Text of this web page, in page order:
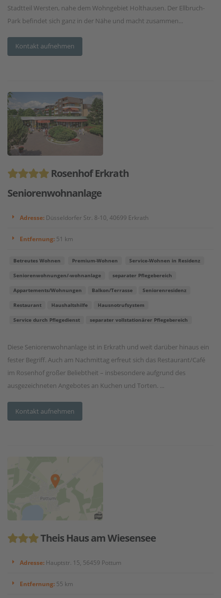
Stadtteil Wersten, nahe dem Wohngebiet Holthausen. Der Ellbruch-
Park befindet sich ganz in der Nähe und macht zusammen...
Kontakt aufnehmen
Rosenhof Erkrath
Seniorenwohnanlage
Adresse: Düsseldorfer Str. 8-10, 40699 Erkrath
Entfernung: 51 km
Betreutes Wohnen Premium-Wohnen Service-Wohnen in Residenz
Seniorenwohnungen/-wohnanlage separater Pflegebereich
Appartements/Wohnungen Balkon/Terrasse Seniorenresidenz
Restaurant Haushaltshilfe Hausnotrufsystem
Service durch Pflegedienst separater vollstationärer Pflegebereich
Diese Seniorenwohnanlage ist in Erkrath und weit darüber hinaus ein
fester Begriff. Auch am Nachmittag erfreut sich das Restaurant/Café
im Rosenhof großer Beliebtheit – insbesondere aufgrund des
ausgezeichneten Angebotes an Kuchen und Torten. ...
Kontakt aufnehmen
Theis Haus am Wiesensee
Adresse: Hauptstr. 15, 56459 Pottum
Entfernung: 55 km